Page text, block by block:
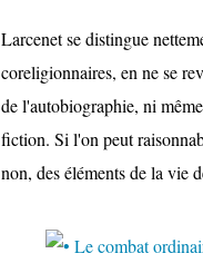
Larcenet se distingue
coreligionnaires, en ne se
de l'autobiographie, ni
fiction. Si l'on peut
non, des éléments de la vie